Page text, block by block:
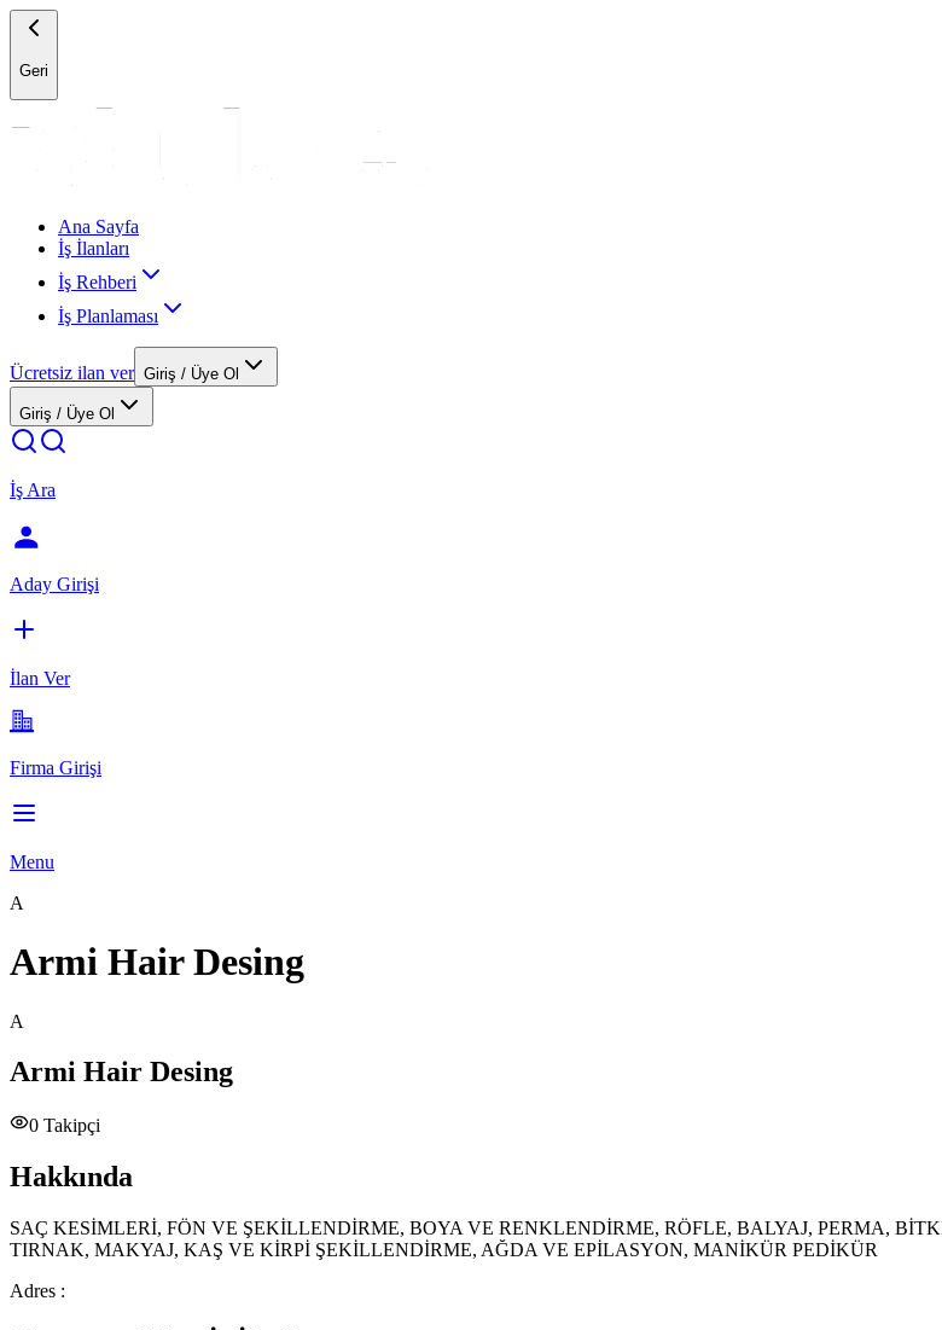
Geri
Ana Sayfa
İş İlanları
İş Rehberi
İş Planlaması
Ücretsiz ilan ver Giriş / Üye Ol
Giriş / Üye Ol
İş Ara
Aday Girişi
İlan Ver
Firma Girişi
Menu
A
Armi Hair Desing
A
Armi Hair Desing
0 Takipçi
Hakkında
SAÇ KESİMLERİ, FÖN VE ŞEKİLLENDİRME, BOYA VE RENKLENDİRME, RÖFLE, BALYAJ, PERMA,
TIRNAK, MAKYAJ, KAŞ VE KİRPİ ŞEKİLLENDİRME, AĞDA VE EPİLASYON, MANİKÜR PEDİKÜR
Adres :